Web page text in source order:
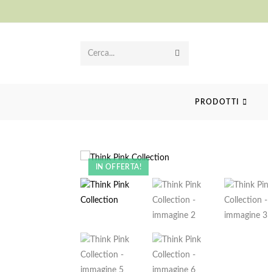
Cerca...
PRODOTTI
IN OFFERTA!